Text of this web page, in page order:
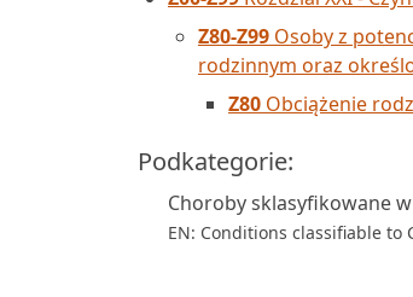
Z80-Z99 Osoby z
rodzinnym oraz
Z80 Obciążenie
Podkategorie:
Choroby sklasyfikowane
EN: Conditions classifiable to